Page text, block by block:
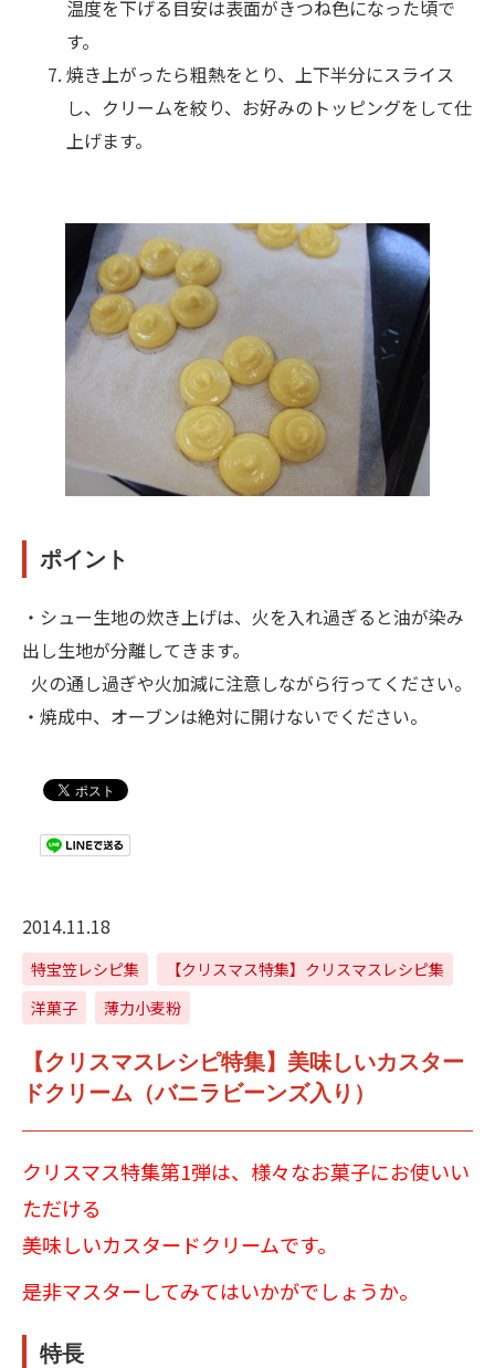
温度を下げる目安は表面がきつね色になった頃で
す。
焼き上がったら粗熱をとり、上下半分にスライス
し、クリームを絞り、お好みのトッピングをして仕
上げます。
ポイント
・シュー生地の炊き上げは、火を入れ過ぎると油が染み
出し生地が分離してきます。
火の通し過ぎや火加減に注意しながら行ってください。
・焼成中、オーブンは絶対に開けないでください。
2014.11.18
特宝笠レシピ集
【クリスマス特集】クリスマスレシピ集
洋菓子
薄力小麦粉
【クリスマスレシピ特集】美味しいカスター
ドクリーム（バニラビーンズ入り）
クリスマス特集第1弾は、様々なお菓子にお使いい
ただける
美味しいカスタードクリームです。
是非マスターしてみてはいかがでしょうか。
特長